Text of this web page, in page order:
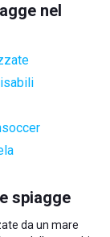
nel
spiagge
da un mare